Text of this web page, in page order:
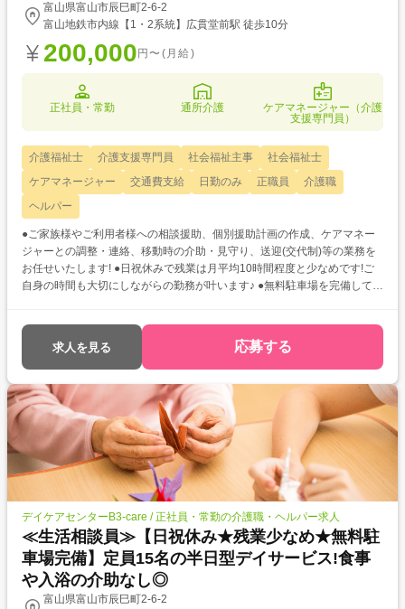
富山県富山市辰巳町2-6-2
富山地鉄市内線【1・2系統】広貫堂前駅 徒歩10分
200,000 円〜(月給)
正社員・常勤 通所介護
ケアマネージャー（介護
支援専門員）
介護福祉士 介護支援専門員 社会福祉主事
社会福祉士
ケアマネージャー
交通費支給 日勤のみ 正職員
介護職
ヘルパー
●ご家族様やご利用者様への相談援助、個別援助計画の作成、ケアマネー
ジャーとの調整・連絡、移動時の介助・見守り、送迎(交代制)等の業務を
お任せいたします! ●日祝休みで残業は月平均10時間程度と少なめです!ご
自身の時間も大切にしながらの勤務が叶います♪ ●無料駐車場を完備してい
求人を見る 応募する
デイケアセンターB3-care / 正社員・常勤の介護職・ヘルパー求人
≪生活相談員≫【日祝休み★残業少なめ★無料駐
車場完備】定員15名の半日型デイサービス!食事
や入浴の介助なし◎
富山県富山市辰巳町2-6-2